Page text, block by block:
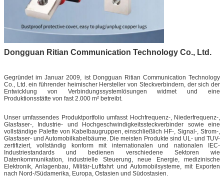
Dongguan Ritian Communication Technology Co., Ltd.
Gegründet im Januar 2009, ist Dongguan Ritian Communication Technology
Co., Ltd. ein führender heimischer Hersteller von Steckverbindern, der sich der
Entwicklung von Verbindungssystemlösungen widmet und eine
Produktionsstätte von fast 2.000 m² betreibt.
Unser umfassendes Produktportfolio umfasst Hochfrequenz-, Niederfrequenz-,
Glasfaser-, Industrie- und Hochgeschwindigkeitssteckverbinder sowie eine
vollständige Palette von Kabelbaugruppen, einschließlich HF-, Signal-, Strom-,
Glasfaser- und Automobilkabelbäume. Die meisten Produkte sind UL- und TUV-
zertifiziert, vollständig konform mit internationalen und nationalen IEC-
Industriestandards und bedienen verschiedene Sektoren wie
Datenkommunikation, industrielle Steuerung, neue Energie, medizinische
Elektronik, Anlagenbau, Militär-Luftfahrt und Automobilsysteme, mit Exporten
nach Nord-/Südamerika, Europa, Ostasien und Südostasien.